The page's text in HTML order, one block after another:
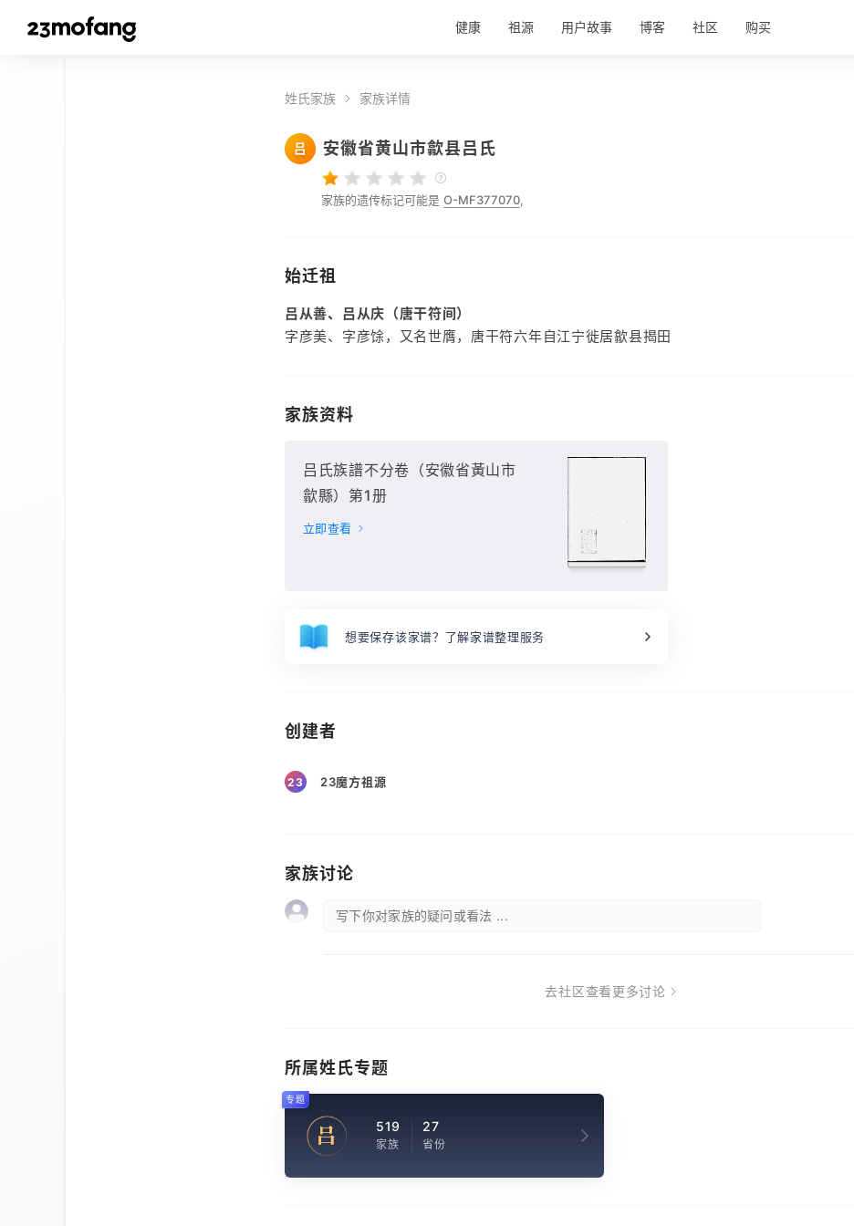
健康 祖源 用户故事 博客 社区 购买
姓氏家族 家族详情
吕 安徽省黄山市歙县吕氏
家族的遗传标记可能是 O-MF377070,
始迁祖
吕从善、吕从庆（唐干符间）
字彦美、字彦馀，又名世膺，唐干符六年自江宁徙居歙县揭田
家族资料
吕氏族譜不分卷（安徽省黃山市
歙縣）第1册
立即查看
想要保存该家谱？了解家谱整理服务
创建者
23 23魔方祖源
家族讨论
写下你对家族的疑问或看法 ...
去社区查看更多讨论
所属姓氏专题
吕 519
家族
27
省份
专题